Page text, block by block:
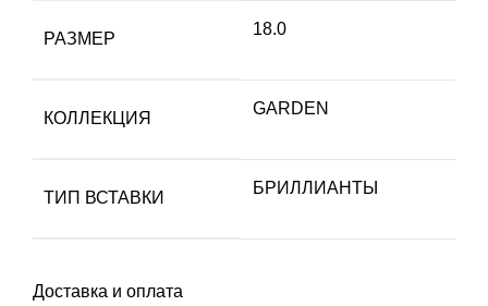
РАЗМЕР
18.0
КОЛЛЕКЦИЯ
GARDEN
ТИП ВСТАВКИ
БРИЛЛИАНТЫ
Доставка и оплата